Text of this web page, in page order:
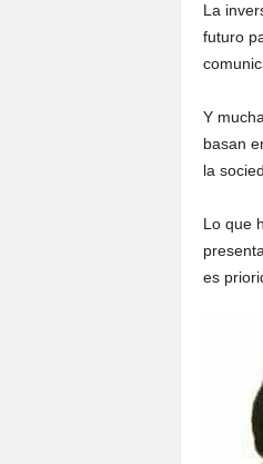
La
futuro
Y
basan
la
Lo que
es